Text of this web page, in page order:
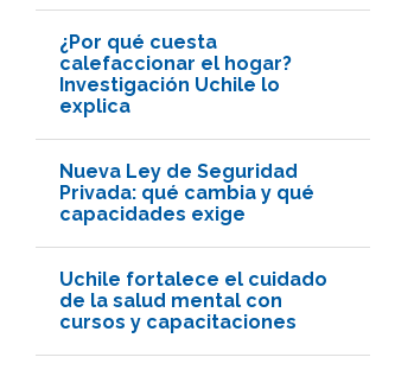
¿Por qué cuesta
calefaccionar el hogar?
Investigación Uchile lo
explica
Nueva Ley de Seguridad
Privada: qué cambia y qué
capacidades exige
Uchile fortalece el cuidado
de la salud mental con
cursos y capacitaciones